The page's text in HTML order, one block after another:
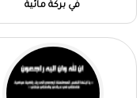
في بركة مائية